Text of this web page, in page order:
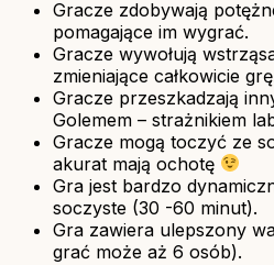
Gracze zdobywają
pomagające im wygrać.
Gracze wywołują
zmieniające całkowicie
Gracze przeszkadzają
Golemem – strażnikiem
Gracze mogą toczyć ze
akurat mają ochotę
Gra jest bardzo
soczyste (30 -60 minut).
Gra zawiera ulepszony
grać może aż 6 osób).